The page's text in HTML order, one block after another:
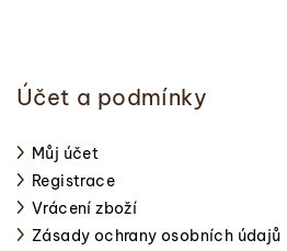
Účet a podmínky
Můj účet
Registrace
Vrácení zboží
Zásady ochrany osobních údajů